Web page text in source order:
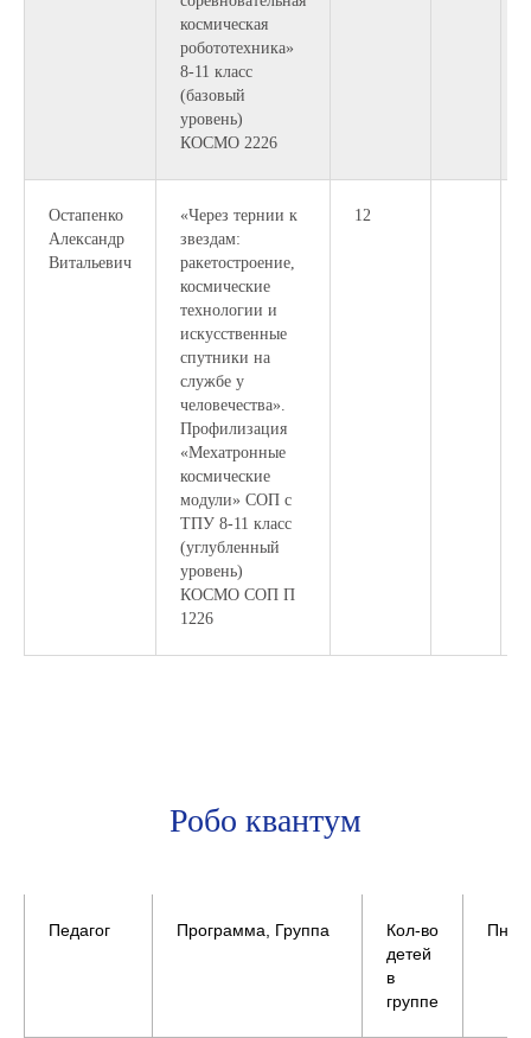
космическая
робототехника»
8-11 класс
(базовый
уровень)
КОСМО 2226
Остапенко
Александр
Витальевич
«Через тернии к
звездам:
ракетостроение,
космические
технологии и
искусственные
спутники на
службе у
человечества».
Профилизация
«Мехатронные
космические
модули» СОП с
ТПУ 8-11 класс
(углубленный
уровень)
КОСМО СОП П
1226
12
Робо квантум
Педагог Программа, Группа
Кол-во
детей
в
группе
Пн